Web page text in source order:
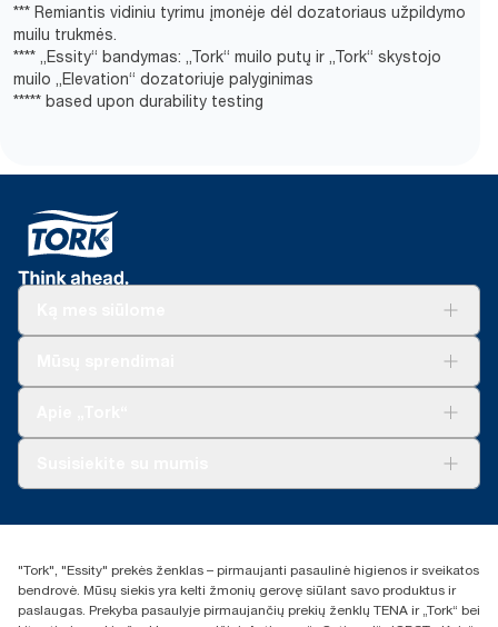
*** Remiantis vidiniu tyrimu įmonėje dėl dozatoriaus užpildymo
muilu trukmės.
**** „Essity“ bandymas: „Tork“ muilo putų ir „Tork“ skystojo
muilo „Elevation“ dozatoriuje palyginimas
***** based upon durability testing
+370 5 268 3455
UAB Essity Lithuania
Naugarduko g. 98
LT-03160 Vilnius, Lietuva
"Tork", "Essity" prekės ženklas – pirmaujanti pasaulinė higienos ir sveikatos
bendrovė. Mūsų siekis yra kelti žmonių gerovę siūlant savo produktus ir
paslaugas. Prekyba pasaulyje pirmaujančių prekių ženklų TENA ir „Tork“ bei